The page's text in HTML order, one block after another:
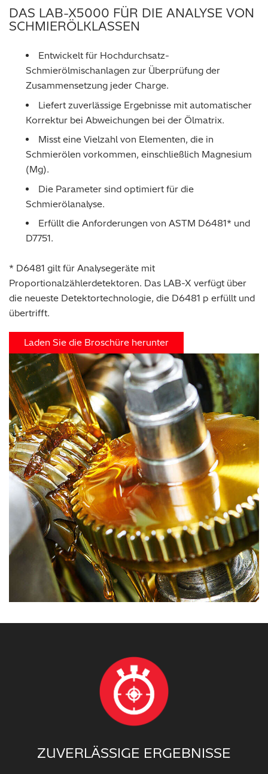
DAS LAB-X5000 FÜR DIE ANALYSE VON
SCHMIERÖLKLASSEN
Entwickelt für Hochdurchsatz-
Schmierölmischanlagen zur Überprüfung der
Zusammensetzung jeder Charge.
Liefert zuverlässige Ergebnisse mit automatischer
Korrektur bei Abweichungen bei der Ölmatrix.
Misst eine Vielzahl von Elementen, die in
Schmierölen vorkommen, einschließlich Magnesium
(Mg).
Die Parameter sind optimiert für die
Schmierölanalyse.
Erfüllt die Anforderungen von ASTM D6481* und
D7751.
* D6481 gilt für Analysegeräte mit
Proportionalzählerdetektoren. Das LAB-X verfügt über
die neueste Detektortechnologie, die D6481 p erfüllt und
übertrifft.
Laden Sie die Broschüre herunter
ZUVERLÄSSIGE ERGEBNISSE